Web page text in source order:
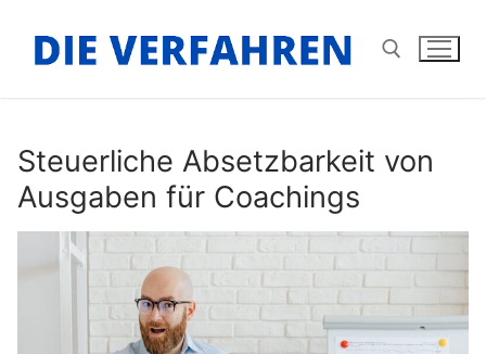
Inhalt
springen
Steuerliche Absetzbarkeit von
Ausgaben für Coachings